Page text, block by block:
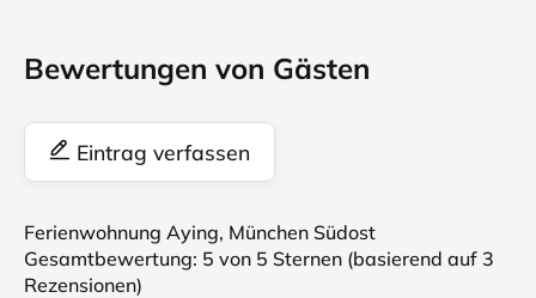
Bewertungen von Gästen
Eintrag verfassen
Ferienwohnung Aying, München Südost
Gesamtbewertung: 5 von 5 Sternen (basierend auf 3
Rezensionen)